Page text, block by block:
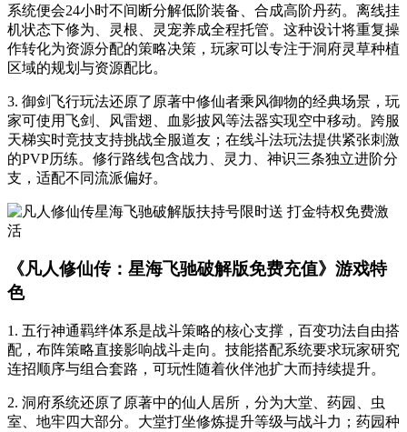
系统便会24小时不间断分解低阶装备、合成高阶丹药。离线挂
机状态下修为、灵根、灵宠养成全程托管。这种设计将重复操
作转化为资源分配的策略决策，玩家可以专注于洞府灵草种植
区域的规划与资源配比。
3. 御剑飞行玩法还原了原著中修仙者乘风御物的经典场景，玩
家可使用飞剑、风雷翅、血影披风等法器实现空中移动。跨服
天梯实时竞技支持挑战全服道友；在线斗法玩法提供紧张刺激
的PVP历练。修行路线包含战力、灵力、神识三条独立进阶分
支，适配不同流派偏好。
《凡人修仙传：星海飞驰破解版免费充值》游戏特
色
1. 五行神通羁绊体系是战斗策略的核心支撑，百变功法自由搭
配，布阵策略直接影响战斗走向。技能搭配系统要求玩家研究
连招顺序与组合套路，可玩性随着伙伴池扩大而持续提升。
2. 洞府系统还原了原著中的仙人居所，分为大堂、药园、虫
室、地牢四大部分。大堂打坐修炼提升等级与战斗力；药园种